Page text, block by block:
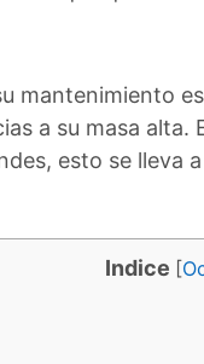
mantenimiento
a su masa
esto se lleva
Indice [